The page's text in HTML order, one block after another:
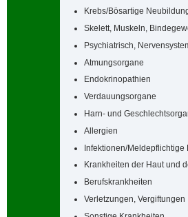
Krebs/‌Bösartige
Skelett, Muskeln,
Psychiatrisch,
Atmungsorgane
Endokrinopathien
Verdauungsorgane
Harn- und
Allergien
Infektionen/‌Meldepflichtige
Krankheiten der Haut und
Berufskrankheiten
Verletzungen, Vergiftungen